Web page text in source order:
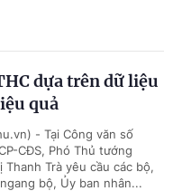
dựa trên dữ liệu
quả
- Tại Công văn số
CĐS, Phó Thủ tướng
Thanh Trà yêu cầu các bộ,
bộ, Ủy ban nhân...